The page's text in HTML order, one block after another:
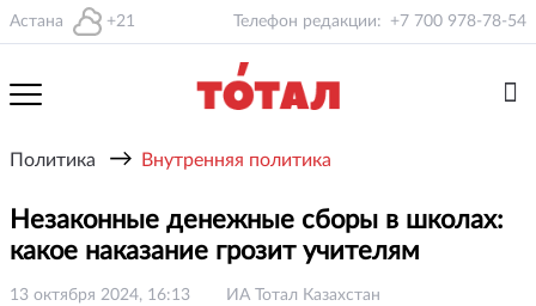
Астана +21 Телефон редакции: +7 700 978-78-54
Политика → Внутренняя политика
Незаконные денежные сборы в школах:
какое наказание грозит учителям
13 октября 2024, 16:13 ИА Тотал Казахстан